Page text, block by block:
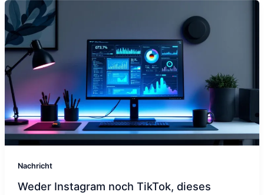
Nachricht
Weder Instagram noch TikTok, dieses